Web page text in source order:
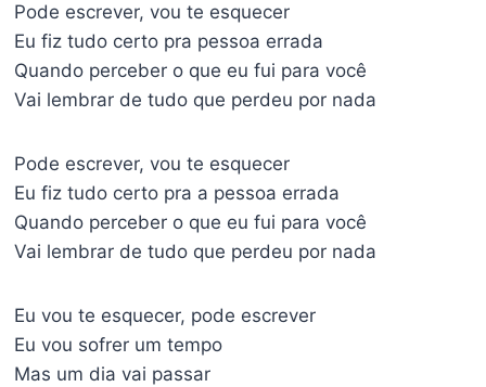
Pode escrever, vou te esquecer
Eu fiz tudo certo pra pessoa errada
Quando perceber o que eu fui para você
Vai lembrar de tudo que perdeu por nada
Pode escrever, vou te esquecer
Eu fiz tudo certo pra a pessoa errada
Quando perceber o que eu fui para você
Vai lembrar de tudo que perdeu por nada
Eu vou te esquecer, pode escrever
Eu vou sofrer um tempo
Mas um dia vai passar